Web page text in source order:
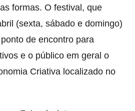
formas. O festival, que
(sexta, sábado e domingo)
de encontro para
e o público em geral o
Criativa localizado no